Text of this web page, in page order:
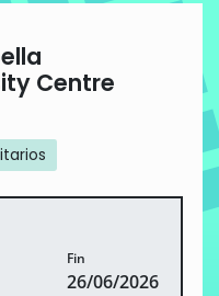
Centre
Fin
26/06/2026